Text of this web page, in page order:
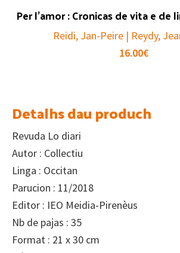
Per l’amor : Cronicas de vita e de
Reidi, Jan-Peire | Reydy,
16.00€
Detalhs dau produch
Revuda Lo diari
Autor : Collectiu
Linga : Occitan
Parucion : 11/2018
Editor : IEO Meidia-Pirenèus
Nb de pajas : 35
Format : 21 x 30 cm